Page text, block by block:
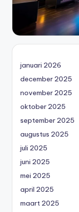
januari 2026
december 2025
november 2025
oktober 2025
september 2025
augustus 2025
juli 2025
juni 2025
mei 2025
april 2025
maart 2025